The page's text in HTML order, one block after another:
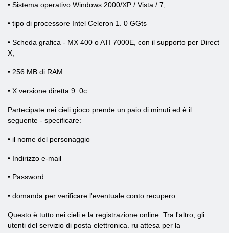
• Sistema operativo Windows 2000/XP / Vista / 7,
• tipo di processore Intel Celeron 1. 0 GGts
• Scheda grafica - MX 400 o ATI 7000E, con il supporto per Direct
X,
• 256 MB di RAM.
• X versione diretta 9. 0c.
Partecipate nei cieli gioco prende un paio di minuti ed è il
seguente - specificare:
• il nome del personaggio
• Indirizzo e-mail
• Password
• domanda per verificare l'eventuale conto recupero.
Questo è tutto nei cieli e la registrazione online. Tra l'altro, gli
utenti del servizio di posta elettronica. ru attesa per la